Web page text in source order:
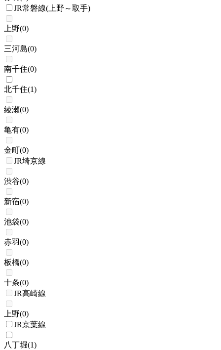
JR常磐線(上野～取手)
上野(0)
三河島(0)
南千住(0)
北千住(1)
綾瀬(0)
亀有(0)
金町(0)
JR埼京線
渋谷(0)
新宿(0)
池袋(0)
赤羽(0)
板橋(0)
十条(0)
JR高崎線
上野(0)
JR京葉線
八丁堀(1)